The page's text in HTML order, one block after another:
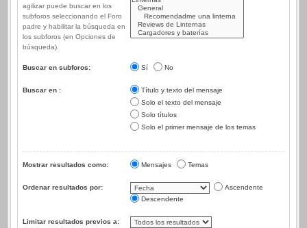
agilizar puede buscar en los
subforos seleccionando el Foro
padre y habilitar la búsqueda en
los subforos (en Opciones de
búsqueda).
Buscar en subforos: Sí No
Buscar en :
Título y texto del mensaje
Solo el texto del mensaje
Solo títulos
Solo el primer mensaje de los temas
Mostrar resultados como: Mensajes Temas
Ordenar resultados por:
Ascendente
Descendente
Limitar resultados previos a: